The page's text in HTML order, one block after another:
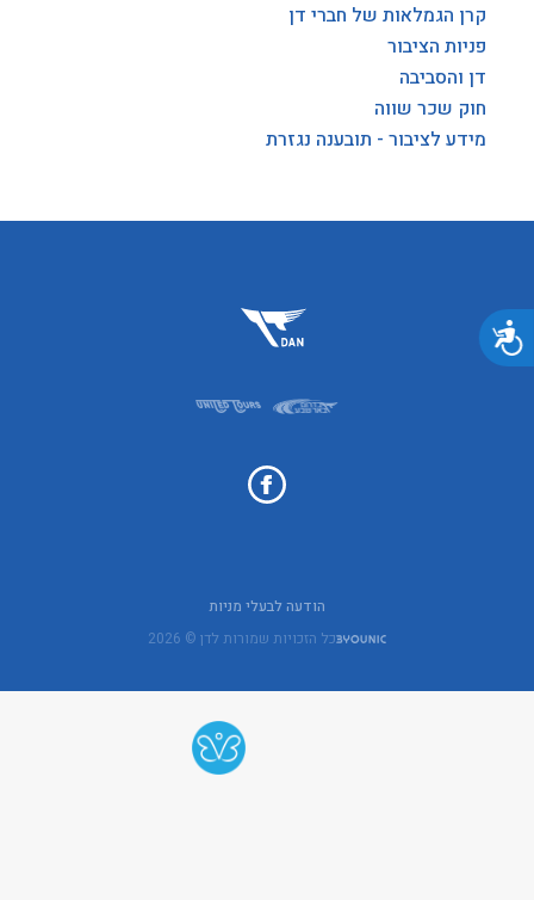
נגישות
קרן הגמלאות של חברי דן
פניות הציבור
דן והסביבה
חוק שכר שווה
מידע לציבור - תובענה נגזרת
הודעה לבעלי מניות
כל הזכויות שמורות לדן © 2026